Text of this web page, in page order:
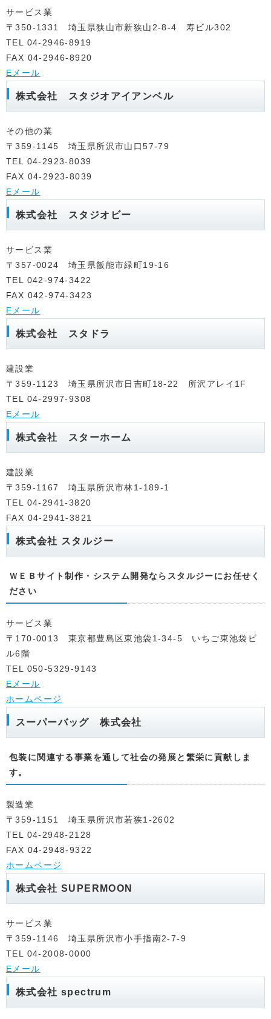
サービス業
〒350-1331 埼玉県狭山市新狭山2-8-4 寿ビル302
TEL 04-2946-8919
FAX 04-2946-8920
Eメール
株式会社 スタジオアイアンベル
その他の業
〒359-1145 埼玉県所沢市山口57-79
TEL 04-2923-8039
FAX 04-2923-8039
Eメール
株式会社 スタジオビー
サービス業
〒357-0024 埼玉県飯能市緑町19-16
TEL 042-974-3422
FAX 042-974-3423
Eメール
株式会社 スタドラ
建設業
〒359-1123 埼玉県所沢市日吉町18-22 所沢アレイ1F
TEL 04-2997-9308
Eメール
株式会社 スターホーム
建設業
〒359-1167 埼玉県所沢市林1-189-1
TEL 04-2941-3820
FAX 04-2941-3821
株式会社 スタルジー
ＷＥＢサイト制作・システム開発ならスタルジーにお任せく
ださい
サービス業
〒170-0013 東京都豊島区東池袋1-34-5 いちご東池袋ビ
ル6階
TEL 050-5329-9143
Eメール
ホームページ
スーパーバッグ 株式会社
包装に関連する事業を通して社会の発展と繁栄に貢献しま
す。
製造業
〒359-1151 埼玉県所沢市若狭1-2602
TEL 04-2948-2128
FAX 04-2948-9322
ホームページ
株式会社 SUPERMOON
サービス業
〒359-1146 埼玉県所沢市小手指南2-7-9
TEL 04-2008-0000
Eメール
株式会社 spectrum